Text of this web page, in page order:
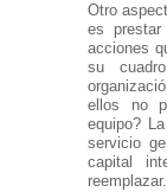
Otro
es
acciones
su
ellos no
equipo?
servicio
capital
reemplazar.